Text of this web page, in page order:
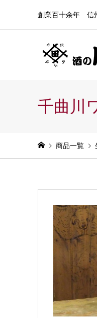
創業百十余年 信
千曲川
商品一覧